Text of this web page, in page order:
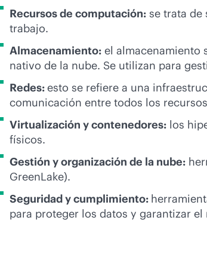
Recursos de computación: se trata de
trabajo.
Almacenamiento: el almacenamiento
nativo de la nube. Se utilizan para
Redes:esto se refiere a una
comunicación entre todos los
Virtualización y contenedores: los
físicos.
Gestión y organización de la nube:
GreenLake).
Seguridad y cumplimiento:
para proteger los datos y garantizar